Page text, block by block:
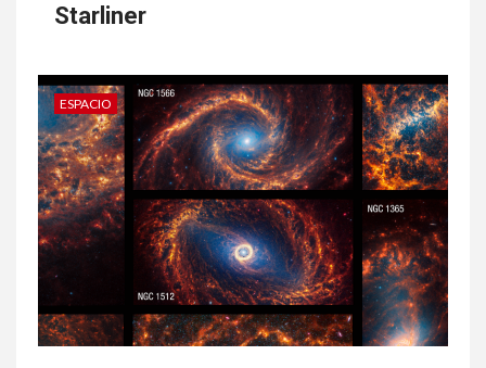
Starliner
ESPACIO